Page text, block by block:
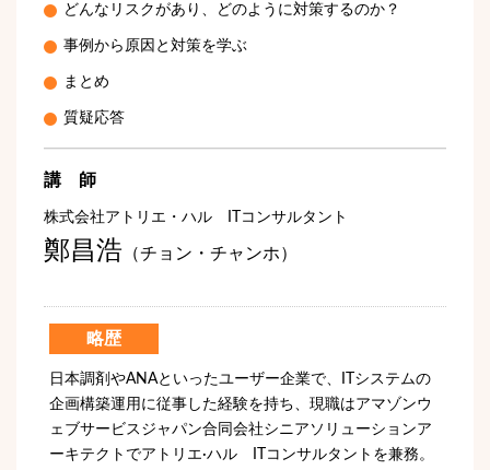
どんなリスクがあり、どのように対策するのか？
事例から原因と対策を学ぶ
まとめ
質疑応答
講 師
株式会社アトリエ・ハル ITコンサルタント
鄭昌浩 （チョン・チャンホ）
略歴
日本調剤やANAといったユーザー企業で、ITシステムの
企画構築運用に従事した経験を持ち、現職はアマゾンウ
ェブサービスジャパン合同会社シニアソリューションア
ーキテクトでアトリエ·ハル ITコンサルタントを兼務。